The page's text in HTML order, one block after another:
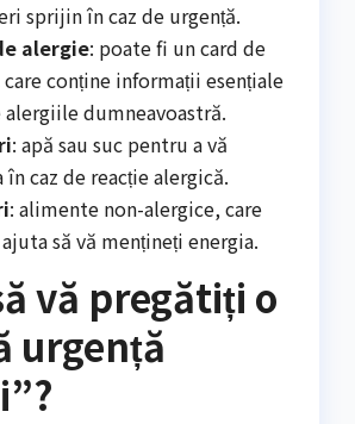
sprijin în caz de urgență.
alergie: poate fi un card de
conține informații esențiale
alergiile dumneavoastră.
: apă sau suc pentru a vă
în caz de reacție alergică.
: alimente non-alergice, care
să vă mențineți energia.
vă pregătiți o
urgență